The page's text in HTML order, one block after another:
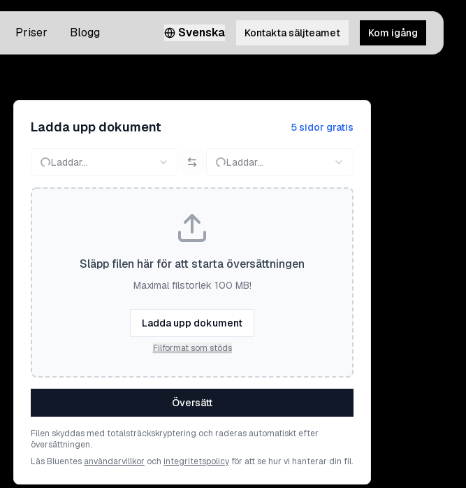
Priser Blogg Svenska Kontakta säljteamet Kom igång
Ladda upp dokument 5 sidor gratis
Laddar... Laddar...
Släpp filen här för att starta översättningen
Maximal filstorlek 100 MB!
Ladda upp dokument
Filformat som stöds
Översätt
Filen skyddas med totalsträckskryptering och raderas automatiskt efter
översättningen.
Läs Bluentes användarvillkor och integritetspolicy för att se hur vi hanterar din fil.